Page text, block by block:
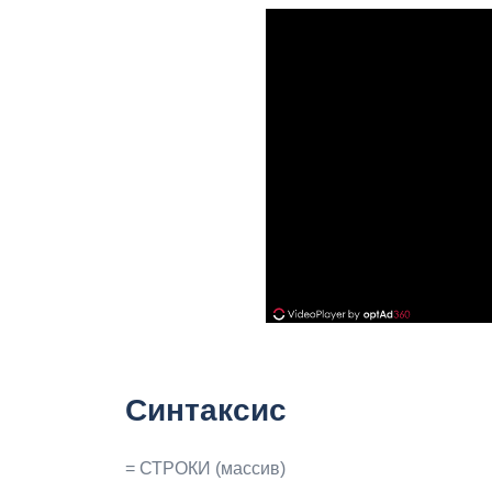
Синтаксис
= СТРОКИ (массив)